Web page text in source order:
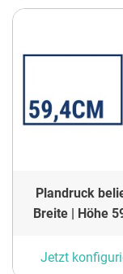
Plandruck
Breite | Höhe
Jetzt